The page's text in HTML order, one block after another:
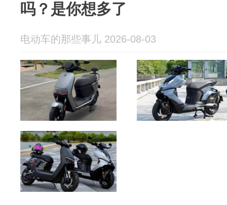
吗？是你想多了
电动车的那些事儿 2026-08-03